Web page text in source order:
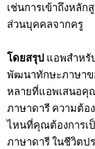
เช่นการเข้าถึงหลั
ส่วนบุคคลจากครู
โดยสรุป แอพสำหรั
พัฒนาทักษะภาษาข
หลายที่แอพเสนอคุ
ภาษาดารี ความต้อ
ไหนที่คุณต้องการเ
ภาษาดารี ในชีวิตป